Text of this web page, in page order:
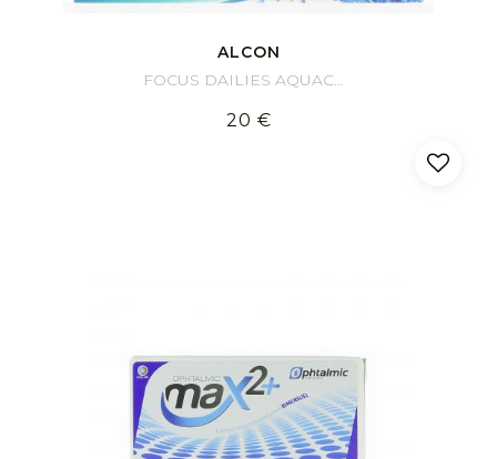
ALCON
FOCUS DAILIES AQUACOMFORT PLUS (30 Linsen)
20 €